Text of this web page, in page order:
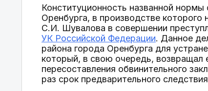
Конституционность названной
Оренбурга, в производстве
С.И. Шувалова в совершении
УК Российской Федерации. Данное
района города Оренбурга для
который, в свою очередь, возвращал
пересоставления обвинительного
раз срок предварительного